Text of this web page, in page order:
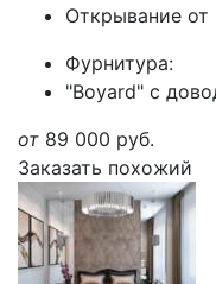
Открывание от
Фурнитура:
"Boyard" с
от 89 000 руб.
Заказать похожий